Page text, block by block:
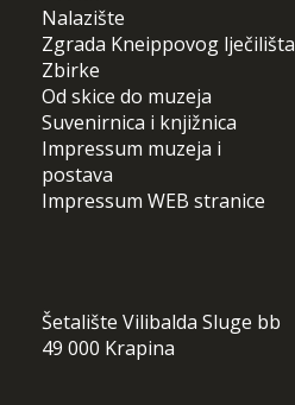
Nalazište
Zgrada Kneippovog lječilišta
Zbirke
Od skice do muzeja
Suvenirnica i knjižnica
Impressum muzeja i
postava
Impressum WEB stranice
Šetalište Vilibalda Sluge bb
49 000 Krapina